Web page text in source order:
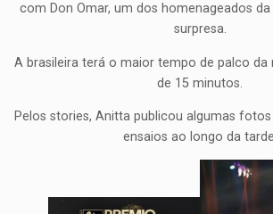
com Don Omar, um dos homenageados
surpresa.
A brasileira terá o maior tempo de palco da
de 15 minutos.
Pelos stories, Anitta publicou algumas
ensaios ao longo da